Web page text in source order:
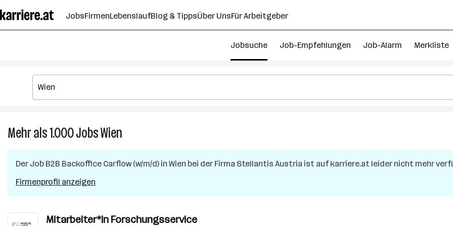
Seiteninhalt
springen
JobsFirmenLebenslaufBlog & TippsÜber UnsFür Arbeitgeber
Jobsuche Job-Empfehlungen Job-Alarm Merkliste
Mehr als 1.000JobsWien
Jobs
Der Job B2B Backoffice Carflow (w/m/d) in Wien bei der Firma Stellantis Austria ist auf karriere.at leider nicht mehr
Firmenprofil anzeigen
Mitarbeiter*in Forschungsservice